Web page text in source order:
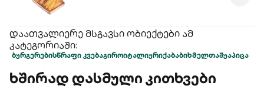
დაათვალიერე მსგავსი ობიექტები ამ
კატეგორიაში:
ბურგერებისწრაფი კვებაგიროიტალიურიქაბაბიხმელთაშუაპიცა
ხშირად დასმული კითხვები